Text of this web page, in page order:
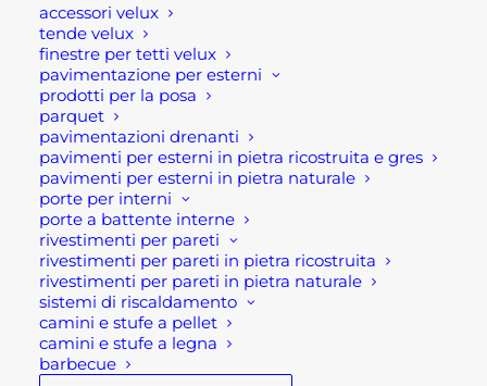
accessori velux
tende velux
finestre per tetti velux
pavimentazione per esterni
prodotti per la posa
parquet
pavimentazioni drenanti
pavimenti per esterni in pietra ricostruita e gres
pavimenti per esterni in pietra naturale
porte per interni
porte a battente interne
rivestimenti per pareti
rivestimenti per pareti in pietra ricostruita
rivestimenti per pareti in pietra naturale
sistemi di riscaldamento
camini e stufe a pellet
camini e stufe a legna
barbecue
Se per qualsiasi ragione non riuscissi a completare
l’ordine o avessi dei dubbi prima di effettuare il
pagamento contattaci dalle 09 alle 12 e dalle 14
alle 17, ti offriremo tutto il supporto necessario per
aiutarti nella procedura di acquisto!
Oppure scrivi una mail a
shop@rotacommerciale.it
Dimensione
FIORIERE
AGGIUNGI AL CARRELLO